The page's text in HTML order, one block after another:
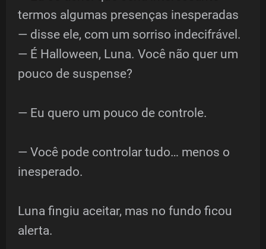
termos algumas presenças inesperadas
— disse ele, com um sorriso indecifrável.
— É Halloween, Luna. Você não quer um
pouco de suspense?
— Eu quero um pouco de controle.
— Você pode controlar tudo… menos o
inesperado.
Luna fingiu aceitar, mas no fundo ficou
alerta.